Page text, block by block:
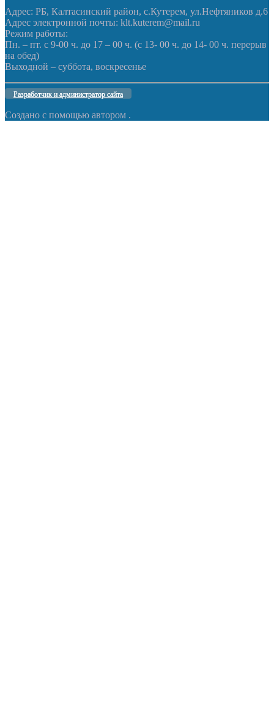
Адрес: РБ, Калтасинский район, с.Кутерем, ул.Нефтяников д.6
Адрес электронной почты: klt.kuterem@mail.ru
Режим работы:
Пн. – пт. с 9-00 ч. до 17 – 00 ч. (с 13- 00 ч. до 14- 00 ч. перерыв
на обед)
Выходной – суббота, воскресенье
Разработчик и администратор сайта
Создано с помощью автором .